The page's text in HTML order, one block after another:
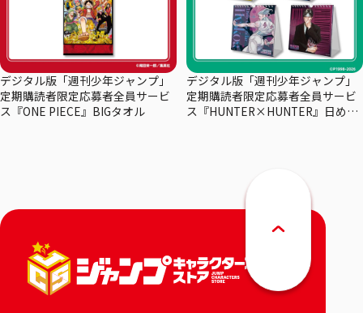
デジタル版「週刊少年ジャンプ」
定期購読者限定応募者全員サービ
ス『ONE PIECE』BIGタオル
デジタル版「週刊少年ジャンプ」
定期購読者限定応募者全員サービ
ス『HUNTER×HUNTER』日めく